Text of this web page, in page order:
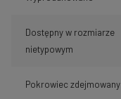
Dostępny w rozmiarze
nietypowym
Pokrowiec zdejmowany